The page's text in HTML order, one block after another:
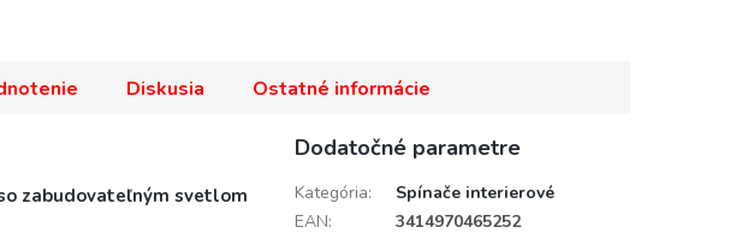
Diskusia Ostatné informácie
zabudovateľným svetlom
Dodatočné parametre
Kategória:
Spínače interierové
EAN: 3414970465252